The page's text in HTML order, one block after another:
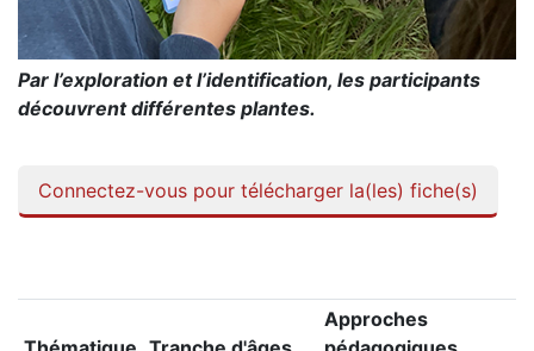
Par l’exploration et l’identification, les participants
découvrent différentes plantes.
Connectez-vous pour télécharger la(les) fiche(s)
Approches